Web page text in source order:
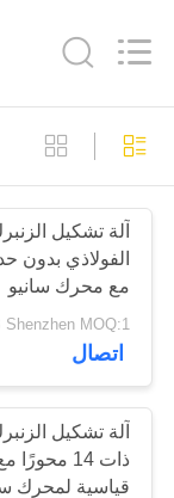
الصفحة
الرئيسية
منتجات
معلومات
جولة
Spring
Ltd.
Rights
Reserved.
آلة تشكيل
مع محرك سانيو
اتصال
ذات 14
قياسية لمحرك